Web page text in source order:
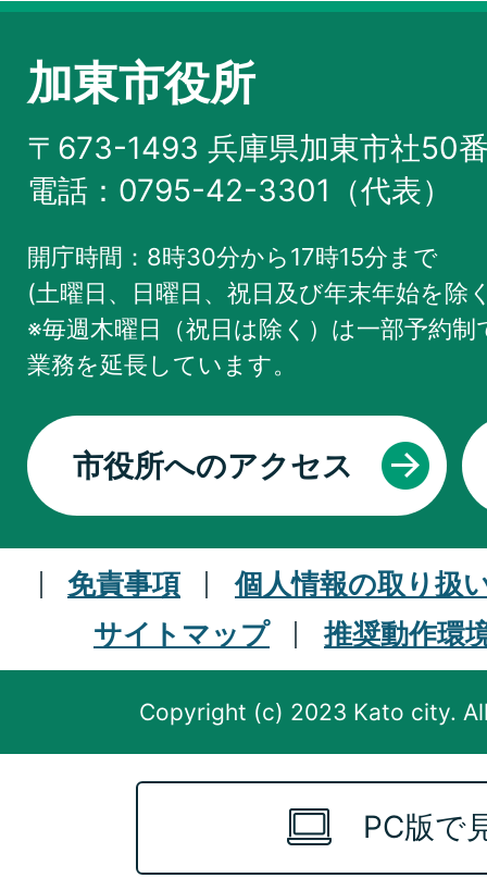
加東市役所
〒673-1493 兵庫県加東市社50
電話：0795-42-3301（代表）
開庁時間：8時30分から17時15分まで
(土曜日、日曜日、祝日及び年末年始を除
※毎週木曜日（祝日は除く）は一部予約
業務を延長しています。
市役所へのアクセス
免責事項
個人情報の取り扱
サイトマップ
推奨動作環
Copyright (c) 2023 Kato city.
PC版で